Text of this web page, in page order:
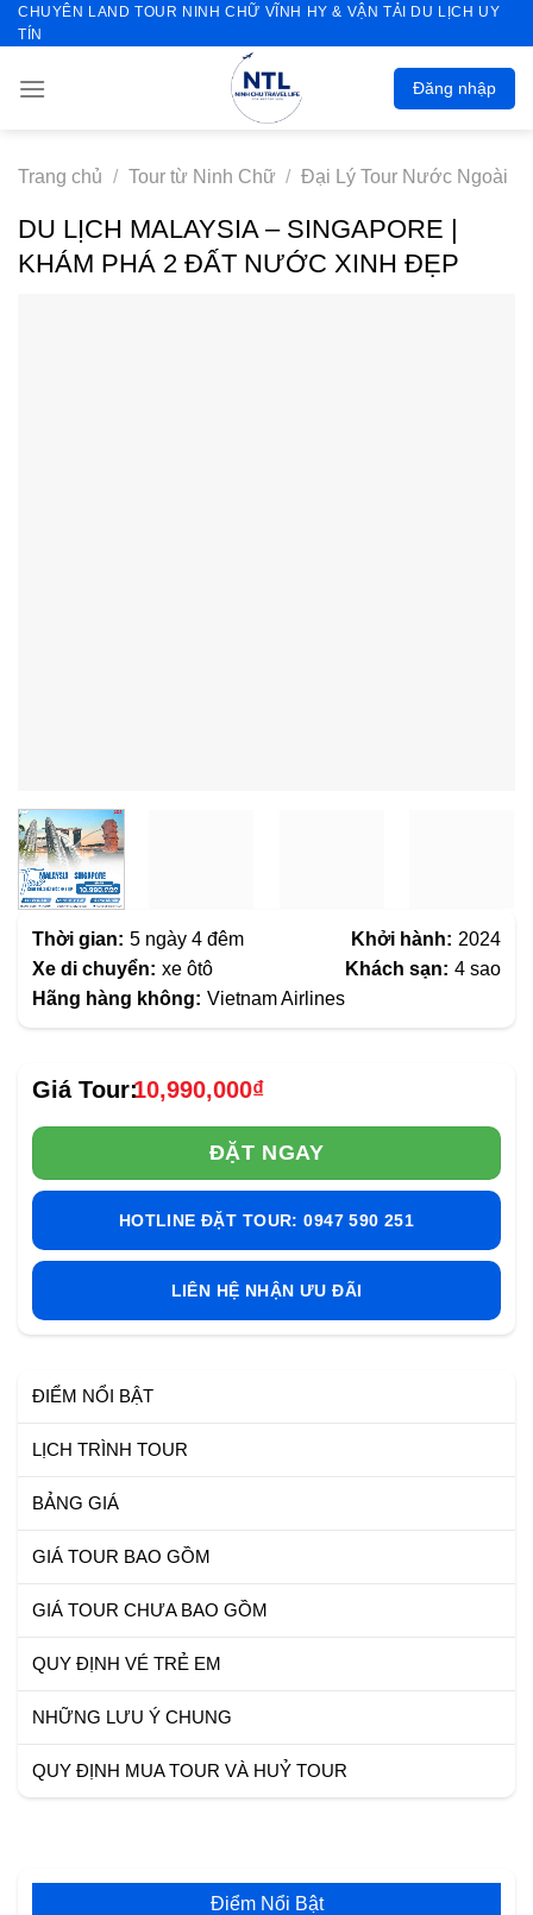
Skip
to
CHUYÊN LAND TOUR NINH CHỮ VĨNH HY & VẬN TẢI DU LỊCH UY
TÍN
Đăng nhập
Trang chủ / Tour từ Ninh Chữ / Đại Lý Tour Nước Ngoài
DU LỊCH MALAYSIA – SINGAPORE |
KHÁM PHÁ 2 ĐẤT NƯỚC XINH ĐẸP
Thời gian: 5 ngày 4 đêm Khởi hành: 2024
Xe di chuyển: xe ôtô Khách sạn: 4 sao
Hãng hàng không: Vietnam Airlines
10,990,000₫
ĐẶT NGAY
HOTLINE ĐẶT TOUR: 0947 590 251
LIÊN HỆ NHẬN ƯU ĐÃI
ĐIỂM NỔI BẬT
LỊCH TRÌNH TOUR
BẢNG GIÁ
GIÁ TOUR BAO GỒM
GIÁ TOUR CHƯA BAO GỒM
QUY ĐỊNH VÉ TRẺ EM
NHỮNG LƯU Ý CHUNG
QUY ĐỊNH MUA TOUR VÀ HUỶ TOUR
Điểm Nổi Bật